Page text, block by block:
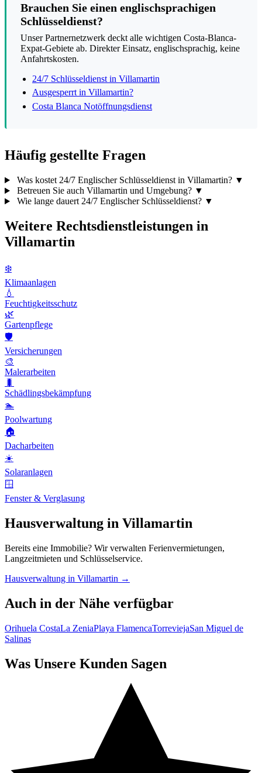
Brauchen Sie einen englischsprachigen
Schlüsseldienst?
Unser Partnernetzwerk deckt alle wichtigen Costa-Blanca-
Expat-Gebiete ab. Direkter Einsatz, englischsprachig, keine
Anfahrtskosten.
24/7 Schlüsseldienst in Villamartin
Ausgesperrt in Villamartin?
Costa Blanca Notöffnungsdienst
Häufig gestellte Fragen
Was kostet 24/7 Englischer Schlüsseldienst in Villamartin? ▼
Betreuen Sie auch Villamartin und Umgebung? ▼
Wie lange dauert 24/7 Englischer Schlüsseldienst? ▼
Weitere Rechtsdienstleistungen in
Villamartin
❄️
Klimaanlagen
💧
Feuchtigkeitsschutz
🌿
Gartenpflege
🛡️
Versicherungen
🎨
Malerarbeiten
🐛
Schädlingsbekämpfung
🏊
Poolwartung
🏠
Dacharbeiten
☀️
Solaranlagen
🪟
Fenster & Verglasung
Hausverwaltung in Villamartin
Bereits eine Immobilie? Wir verwalten Ferienvermietungen,
Langzeitmieten und Schlüsselservice.
Hausverwaltung in Villamartin →
Auch in der Nähe verfügbar
Orihuela CostaLa ZeniaPlaya FlamencaTorreviejaSan Miguel de
Salinas
Was Unsere Kunden Sagen